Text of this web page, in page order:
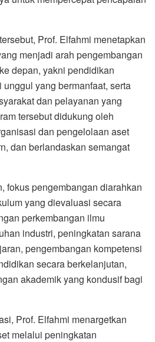
Prof. Elfahmi menetapkan
menjadi arah pengembangan
depan, yakni pendidikan
yang bermanfaat, serta
dan pelayanan yang
tersebut didukung oleh
dan pengelolaan aset
dan berlandaskan semangat
fokus pengembangan diarahkan
yang dievaluasi secara
perkembangan ilmu
industri, peningkatan sarana
pengembangan kompetensi
secara berkelanjutan,
akademik yang kondusif bagi
Prof. Elfahmi menargetkan
melalui peningkatan